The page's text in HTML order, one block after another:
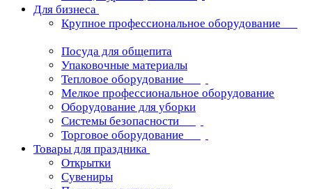
Для бизнеса
Крупное профессиональное оборудование
Посуда для общепита
Упаковочные материалы
Тепловое оборудование
Мелкое профессиональное оборудование
Оборудование для уборки
Системы безопасности
Торговое оборудование
Товары для праздника
Открытки
Сувениры